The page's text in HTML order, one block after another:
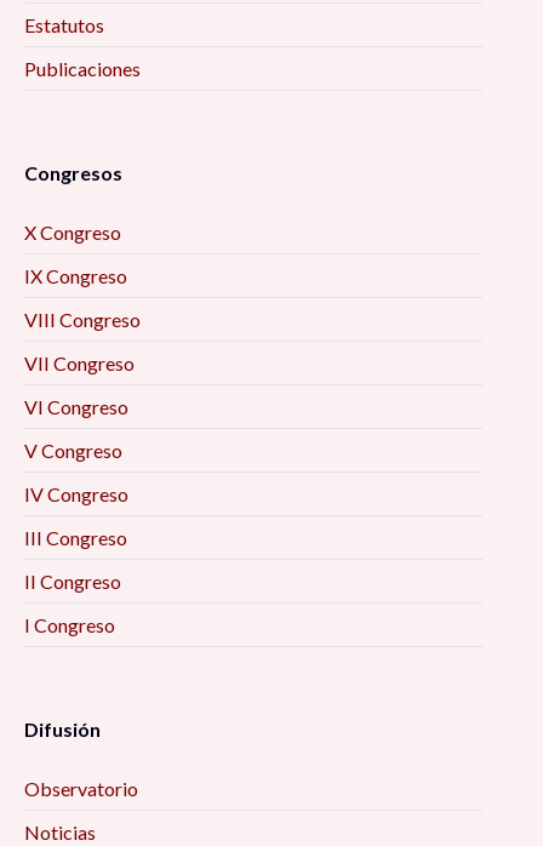
Estatutos
Publicaciones
Congresos
X Congreso
IX Congreso
VIII Congreso
VII Congreso
VI Congreso
V Congreso
IV Congreso
III Congreso
II Congreso
I Congreso
Difusión
Observatorio
Noticias